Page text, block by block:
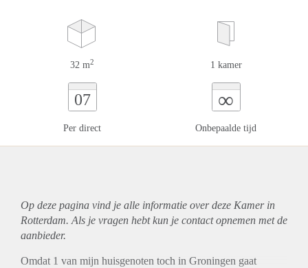
32 m2 1 kamer
07
Per direct
∞
Onbepaalde tijd
Op deze pagina vind je alle informatie over deze Kamer in
Rotterdam. Als je vragen hebt kun je contact opnemen met de
aanbieder.
Omdat 1 van mijn huisgenoten toch in Groningen gaat